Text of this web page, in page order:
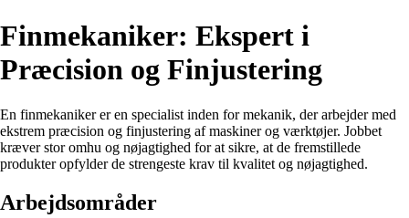
Finmekaniker: Ekspert i
Præcision og Finjustering
En finmekaniker er en specialist inden for mekanik, der arbejder med
ekstrem præcision og finjustering af maskiner og værktøjer. Jobbet
kræver stor omhu og nøjagtighed for at sikre, at de fremstillede
produkter opfylder de strengeste krav til kvalitet og nøjagtighed.
Arbejdsområder